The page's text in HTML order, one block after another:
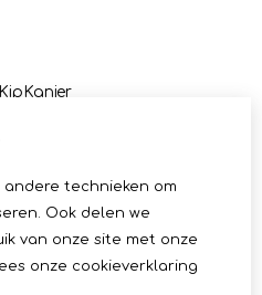
andere technieken om
Ook delen we
van onze site met onze
onze cookieverklaring